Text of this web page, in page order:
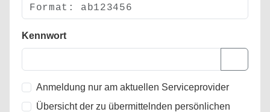
Kennwort
Anmeldung nur am aktuellen Serviceprovider
Übersicht der zu übermittelnden persönlichen